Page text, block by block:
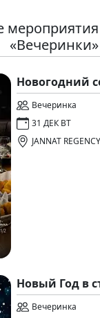
«Вечеринки»
Новогодний
Вечеринка
31 ДЕК ВТ
JANNAT REGENCY
Новый Год в
Вечеринка